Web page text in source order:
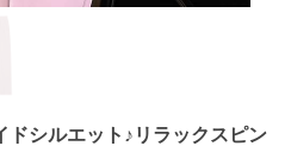
ドシルエット♪リラックスピン